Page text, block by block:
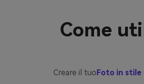
Come
Creare il tuoFoto in stile